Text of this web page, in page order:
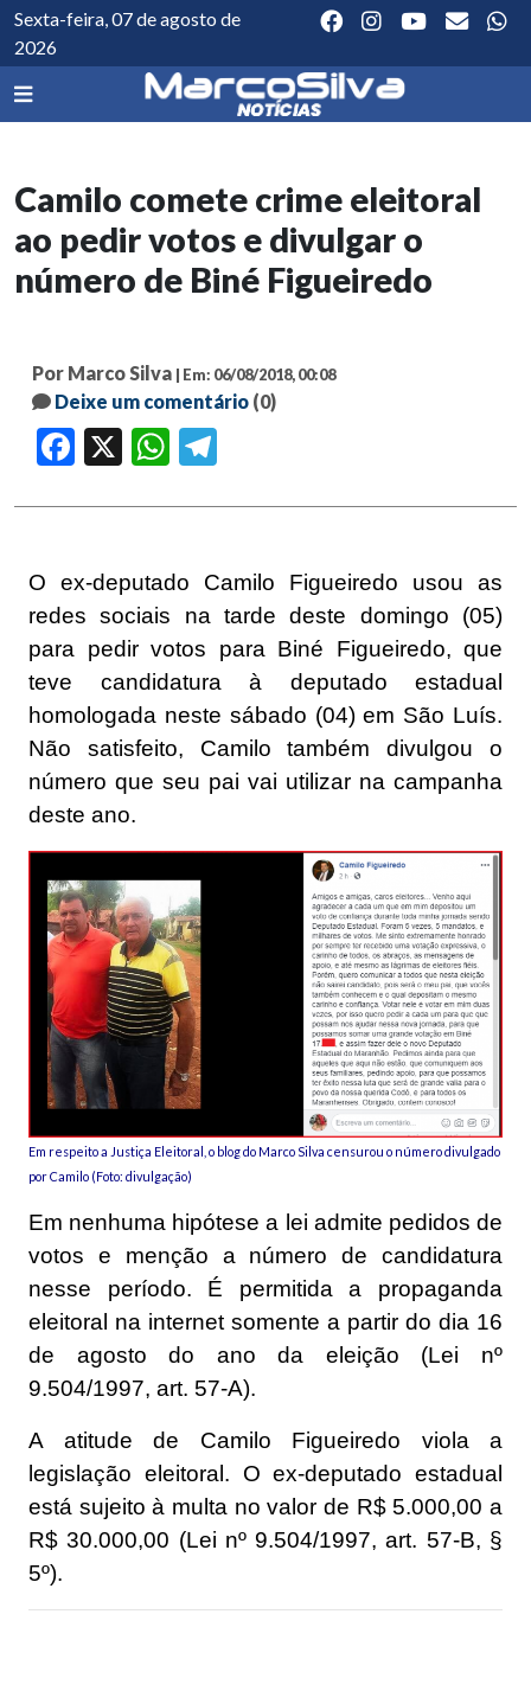
Sexta-feira, 07 de agosto de
2026
Camilo comete crime eleitoral
ao pedir votos e divulgar o
número de Biné Figueiredo
Por Marco Silva | Em: 06/08/2018, 00:08
Deixe um comentário (0)
Facebook WhatsApp
O ex-deputado Camilo Figueiredo usou as
redes sociais na tarde deste domingo (05)
para pedir votos para Biné Figueiredo, que
teve candidatura à deputado estadual
homologada neste sábado (04) em São Luís.
Não satisfeito, Camilo também divulgou o
número que seu pai vai utilizar na campanha
deste ano.
Em respeito a Justiça Eleitoral, o blog do Marco Silva censurou o número divulgado
por Camilo (Foto: divulgação)
Em nenhuma hipótese a lei admite pedidos de
votos e menção a número de candidatura
nesse período. É permitida a propaganda
eleitoral na internet somente a partir do dia 16
de agosto do ano da eleição (Lei nº
9.504/1997, art. 57-A).
A atitude de Camilo Figueiredo viola a
legislação eleitoral. O ex-deputado estadual
está sujeito à multa no valor de R$ 5.000,00 a
R$ 30.000,00 (Lei nº 9.504/1997, art. 57-B, §
5º).